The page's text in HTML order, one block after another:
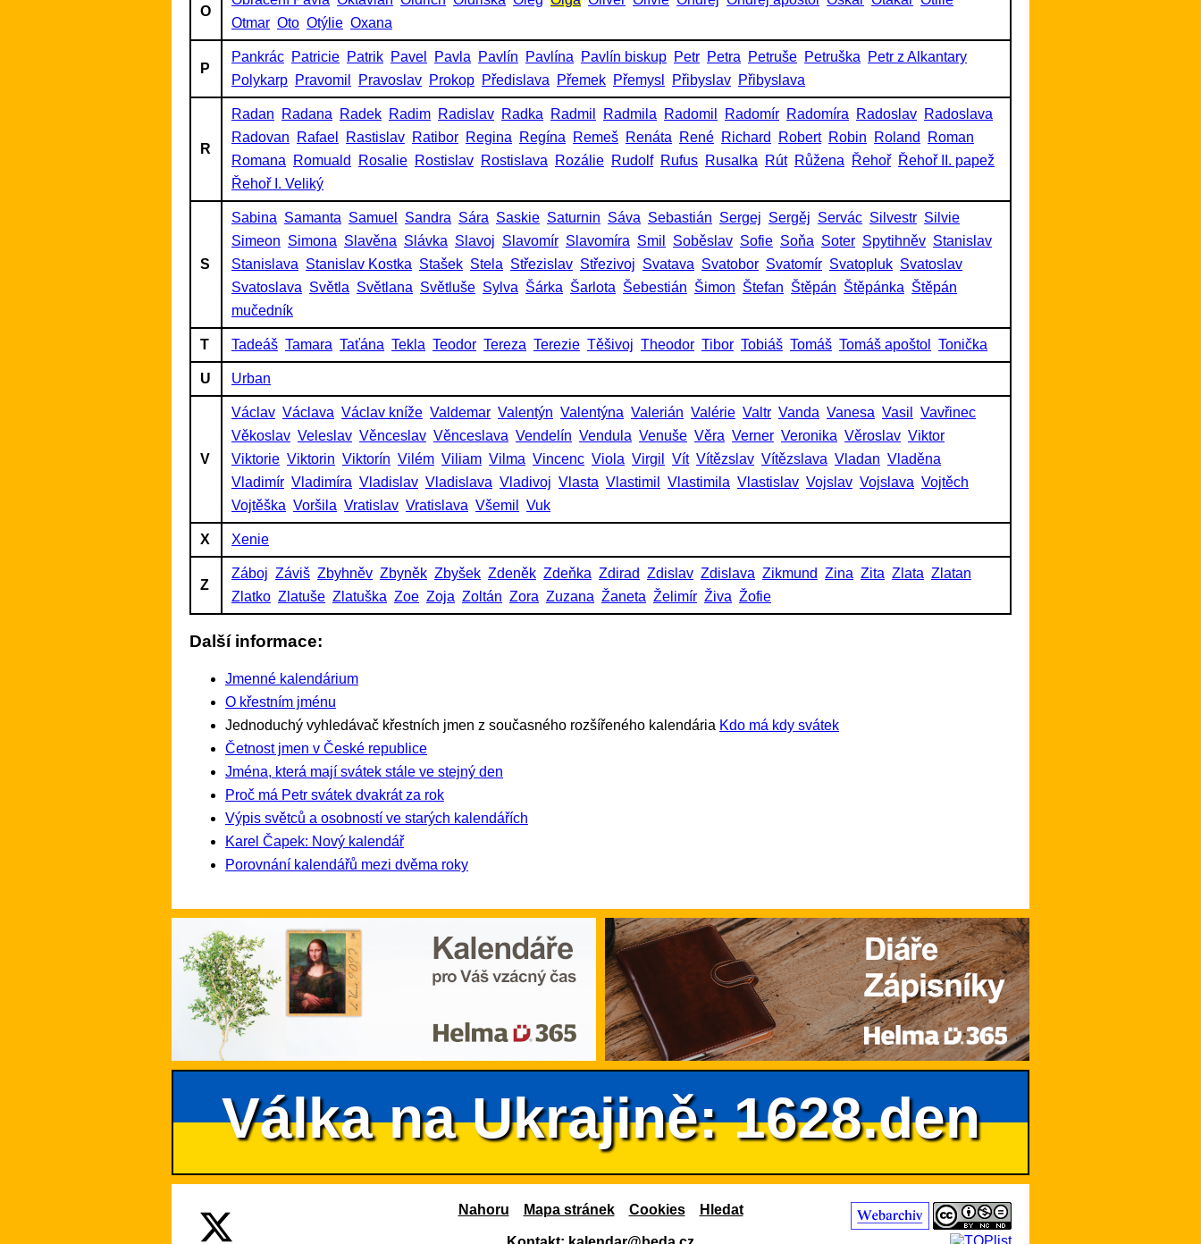
O
Otmar Oto Otýlie Oxana
P
Pankrác Patricie Patrik Pavel Pavla Pavlín Pavlína Pavlín biskup Petr Petra Petruše Petruška
Petr z Alkantary
Polykarp Pravomil Pravoslav Prokop Předislava Přemek Přemysl Přibyslav Přibyslava
R
Radan Radana Radek Radim Radislav Radka Radmil Radmila Radomil Radomír Radomíra Radoslav Radoslava
Radovan
Rafael Rastislav Ratibor Regina Regína Remeš Renáta René Richard Robert Robin Roland
Roman
Romana
Romuald Rosalie Rostislav Rostislava Rozálie Rudolf Rufus Rusalka Rút Růžena Řehoř Řehoř II. papež
Řehoř I. Veliký
S
Sabina Samanta Samuel Sandra Sára Saskie Saturnin Sáva Sebastián Sergej Sergěj Servác Silvestr Silvie
Simeon Simona Slavěna Slávka Slavoj Slavomír Slavomíra Smil Soběslav Sofie Soňa Soter Spytihněv Stanislav
Stanislava Stanislav Kostka Stašek Stela Střezislav Střezivoj Svatava Svatobor Svatomír Svatopluk Svatoslav
Svatoslava Světla Světlana Světluše Sylva Šárka Šarlota Šebestián Šimon Štefan Štěpán Štěpánka Štěpán
mučedník
T Tadeáš Tamara Taťána Tekla Teodor Tereza Terezie Těšivoj Theodor Tibor Tobiáš Tomáš Tomáš apoštol Tonička
U Urban
V
Václav Václava Václav kníže Valdemar Valentýn Valentýna Valerián Valérie Valtr Vanda Vanesa Vasil
Vavřinec
Věkoslav Veleslav Věnceslav Věnceslava Vendelín Vendula Venuše Věra Verner Veronika Věroslav Viktor
Viktorie Viktorin Viktorín Vilém Viliam Vilma Vincenc Viola Virgil Vít Vítězslav Vítězslava Vladan Vladěna
Vladimír Vladimíra Vladislav Vladislava Vladivoj Vlasta Vlastimil Vlastimila Vlastislav Vojslav Vojslava Vojtěch
Vojtěška Voršila Vratislav Vratislava Všemil Vuk
X Xenie
Z
Záboj Záviš Zbyhněv Zbyněk Zbyšek Zdeněk Zdeňka Zdirad Zdislav Zdislava Zikmund Zina Zita Zlata Zlatan
Zlatko Zlatuše Zlatuška Zoe Zoja Zoltán Zora Zuzana Žaneta Želimír Živa Žofie
Další informace:
Jmenné kalendárium
O křestním jménu
Jednoduchý vyhledávač křestních jmen z současného rozšířeného kalendária Kdo má kdy svátek
Četnost jmen v České republice
Jména, která mají svátek stále ve stejný den
Proč má Petr svátek dvakrát za rok
Výpis světců a osobností ve starých kalendářích
Karel Čapek: Nový kalendář
Porovnání kalendářů mezi dvěma roky
Válka na Ukrajině: 1628.den
Nahoru Mapa stránek Cookies Hledat